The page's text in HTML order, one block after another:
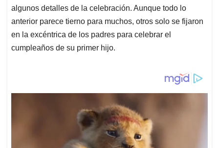
algunos detalles de la celebración. Aunque todo lo
anterior parece tierno para muchos, otros solo se fijaron
en la excéntrica de los padres para celebrar el
cumpleaños de su primer hijo.